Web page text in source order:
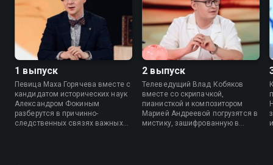
1 выпуск
Певица Маха Горячева вместе с
кандидатом исторических наук
Александром Фокиным
разберутся в причинно-
следственных связях важных
2 выпуск
Телеведущий Влад Кобяков
вместе со скрипачкой,
пианисткой и композитором
Марией Андреевой погрузятся в
мистику, зашифрованную в